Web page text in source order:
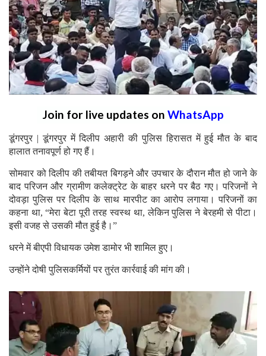
Join for live updates on WhatsApp
डूंगरपुर | डूंगरपुर में दिलीप अहारी की पुलिस हिरासत में हुई मौत के बाद
हालात तनावपूर्ण हो गए हैं।
सोमवार को दिलीप की तबीयत बिगड़ने और उपचार के दौरान मौत हो जाने के
बाद परिजन और ग्रामीण कलेक्ट्रेट के बाहर धरने पर बैठ गए। परिजनों ने
दोवड़ा पुलिस पर दिलीप के साथ मारपीट का आरोप लगाया। परिजनों का
कहना था, “मेरा बेटा पूरी तरह स्वस्थ था, लेकिन पुलिस ने बेरहमी से पीटा।
इसी वजह से उसकी मौत हुई है।”
धरने में बीएपी विधायक उमेश डामोर भी शामिल हुए।
उन्होंने दोषी पुलिसकर्मियों पर तुरंत कार्रवाई की मांग की।